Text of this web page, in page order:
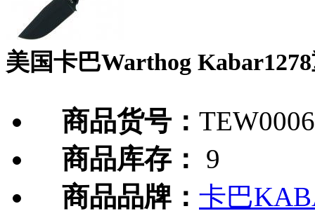
美国卡巴Warthog
商品货号：
商品库存：
9
商品品牌： 卡巴